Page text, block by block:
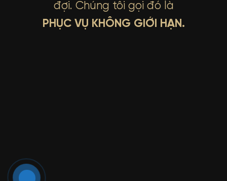
đợi. Chúng tôi gọi đó là
PHỤC VỤ KHÔNG GIỚI HẠN.